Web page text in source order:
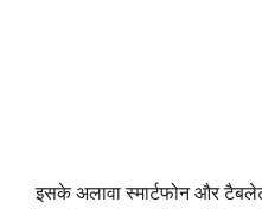
इसके अलावा स्मार्टफोन और